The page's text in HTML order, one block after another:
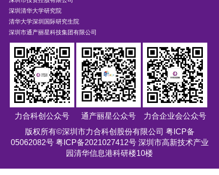
深圳清华大学研究院
清华大学深圳国际研究生院
深圳市通产丽星科技集团有限公司
力合科创公众号 通产丽星公众号
力合企业会公众号
版权所有©深圳市力合科创股份有限公司 粤ICP备
05062082号 粤ICP备2021027412号深圳市高新技术产业
园清华信息港科研楼10楼